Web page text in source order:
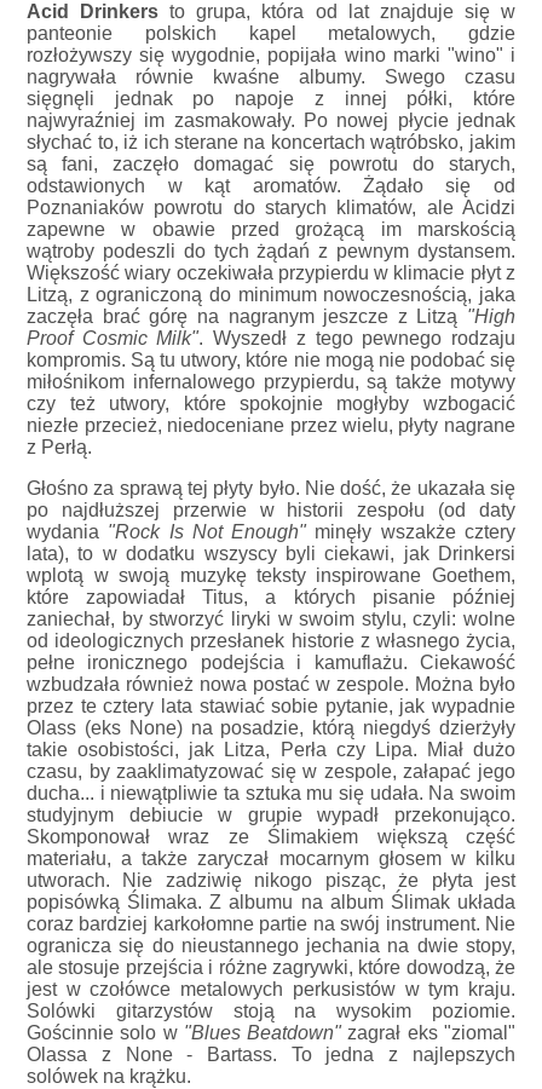
Acid Drinkers to grupa, która od lat znajduje się w
panteonie polskich kapel metalowych, gdzie
rozłożywszy się wygodnie, popijała wino marki "wino" i
nagrywała równie kwaśne albumy. Swego czasu
sięgnęli jednak po napoje z innej półki, które
najwyraźniej im zasmakowały. Po nowej płycie jednak
słychać to, iż ich sterane na koncertach wątróbsko, jakim
są fani, zaczęło domagać się powrotu do starych,
odstawionych w kąt aromatów. Żądało się od
Poznaniaków powrotu do starych klimatów, ale Acidzi
zapewne w obawie przed grożącą im marskością
wątroby podeszli do tych żądań z pewnym dystansem.
Większość wiary oczekiwała przypierdu w klimacie płyt z
Litzą, z ograniczoną do minimum nowoczesnością, jaka
zaczęła brać górę na nagranym jeszcze z Litzą "High
Proof Cosmic Milk". Wyszedł z tego pewnego rodzaju
kompromis. Są tu utwory, które nie mogą nie podobać się
miłośnikom infernalowego przypierdu, są także motywy
czy też utwory, które spokojnie mogłyby wzbogacić
niezłe przecież, niedoceniane przez wielu, płyty nagrane
z Perłą.
Głośno za sprawą tej płyty było. Nie dość, że ukazała się
po najdłuższej przerwie w historii zespołu (od daty
wydania "Rock Is Not Enough"minęły wszakże cztery
lata), to w dodatku wszyscy byli ciekawi, jak Drinkersi
wplotą w swoją muzykę teksty inspirowane Goethem,
które zapowiadał Titus, a których pisanie później
zaniechał, by stworzyć liryki w swoim stylu, czyli: wolne
od ideologicznych przesłanek historie z własnego życia,
pełne ironicznego podejścia i kamuflażu. Ciekawość
wzbudzała również nowa postać w zespole. Można było
przez te cztery lata stawiać sobie pytanie, jak wypadnie
Olass (eks None) na posadzie, którą niegdyś dzierżyły
takie osobistości, jak Litza, Perła czy Lipa. Miał dużo
czasu, by zaaklimatyzować się w zespole, załapać jego
ducha... i niewątpliwie ta sztuka mu się udała. Na swoim
studyjnym debiucie w grupie wypadł przekonująco.
Skomponował wraz ze Ślimakiem większą część
materiału, a także zaryczał mocarnym głosem w kilku
utworach. Nie zadziwię nikogo pisząc, że płyta jest
popisówką Ślimaka. Z albumu na album Ślimak układa
coraz bardziej karkołomne partie na swój instrument. Nie
ogranicza się do nieustannego jechania na dwie stopy,
ale stosuje przejścia i różne zagrywki, które dowodzą, że
jest w czołówce metalowych perkusistów w tym kraju.
Solówki gitarzystów stoją na wysokim poziomie.
Gościnnie solo w "Blues Beatdown"zagrał eks "ziomal"
Olassa z None - Bartass. To jedna z najlepszych
solówek na krążku.